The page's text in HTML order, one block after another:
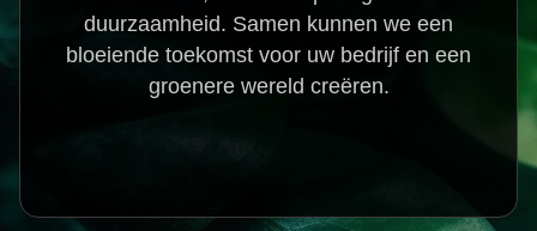
duurzaamheid. Samen kunnen we een
bloeiende toekomst voor uw bedrijf en een
groenere wereld creëren.